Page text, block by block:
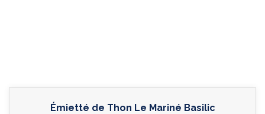
Émietté de Thon Le Mariné Basilic